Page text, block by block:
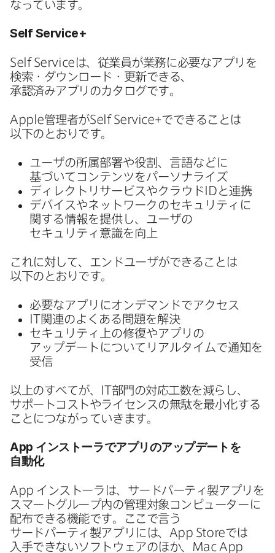
なっています。
Self Service+
Self Service は、​従業員が​業務に​必要な​アプリを​
検索・ダウンロード・更新できる、​
承認済みアプリの​カタログです。
Apple管理者がSelf Service+で​できる​ことは​
以下の​とおりです。
ユーザの​所属部​署や​役割、​言語などに​
基づいて​コンテンツを​パーソナライズ
ディレクトリサービスや​クラウド ID と​連携
デバイスや​ネットワークの​セキュリティに​
関する​情報を​提供し、​ユーザの​
セキュリティ意識を​向上
これに​対して、​エンドユーザが​できる​ことは​
以下の​とおりです。
必要な​アプリに​オンデマンドで​アクセス
IT関連の​よく​ある​問題を​解決
セキュリティ上の​修復や​アプリの​
アップデートに​ついて​リアルタイムで​通知を​
受信
以上の​すべてが、 IT部門の​対応工数を​減らし、​
サポートコストや​ライセンスの​無駄を​最小化する​
ことに​つながっていきます。
App インストーラで​アプリの​アップデートを​
自動化
App インストーラは、​サードパーティ製アプリを​
スマートグループ内の​管理対象コンピューターに​
配布できる​機能です。​ここで​言う​
サードパーティ製アプリには、 App Storeでは​
入手できない​ソフトウェアの​ほか、
Mac App